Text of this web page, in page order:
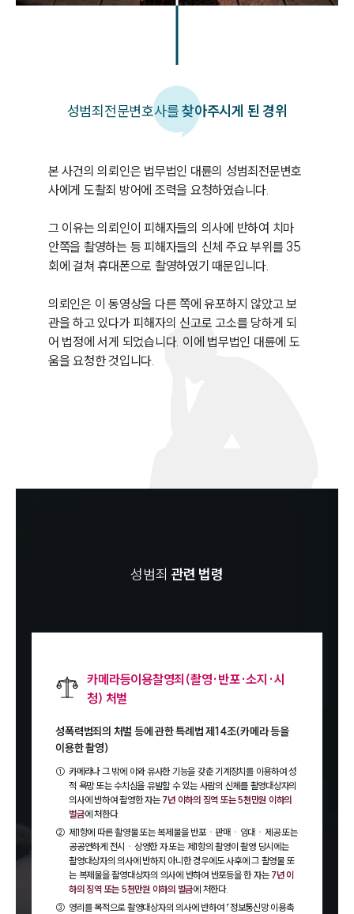
성범죄전문변호사를찾아주시게 된 경위
본 사건의 의뢰인은 법무법인 대륜의 성범죄전문변호
사에게 도촬죄 방어에 조력을 요청하였습니다.
그 이유는 의뢰인이 피해자들의 의사에 반하여 치마
안쪽을 촬영하는 등 피해자들의 신체 주요 부위를 35
회에 걸쳐 휴대폰으로 촬영하였기 때문입니다.
의뢰인은 이 동영상을 다른 쪽에 유포하지 않았고 보
관을 하고 있다가 피해자의 신고로 고소를 당하게 되
어 법정에 서게 되었습니다. 이에 법무법인 대륜에 도
움을 요청한 것입니다.
성범죄 관련 법령
카메라등이용찰영죄(촬영·반포·소지·시
청) 처벌
성폭력범죄의 처벌 등에 관한 특례법 제14조(카메라 등을
이용한 촬영)
① 카메라나 그 밖에 이와 유사한 기능을 갖춘 기계장치를 이용하여 성
적 욕망 또는 수치심을 유발할 수 있는 사람의 신체를 촬영대상자의
의사에 반하여 촬영한 자는 7년 이하의 징역 또는 5천만원 이하의
벌금에 처한다.
② 제1항에 따른 촬영물 또는 복제물을 반포ㆍ판매ㆍ임대ㆍ제공 또는
공공연하게 전시ㆍ상영한 자 또는 제1항의 촬영이 촬영 당시에는
촬영대상자의 의사에 반하지 아니한 경우에도 사후에 그 촬영물 또
는 복제물을 촬영대상자의 의사에 반하여 반포등을 한 자는 7년 이
하의 징역 또는 5천만원 이하의 벌금에 처한다.
③ 영리를 목적으로 촬영대상자의 의사에 반하여 「정보통신망 이용촉